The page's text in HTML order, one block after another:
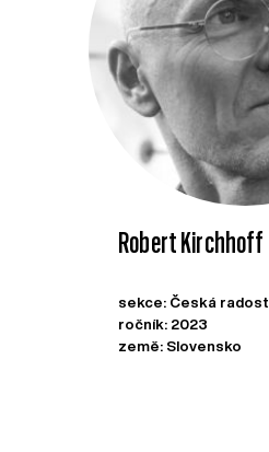
Robert Kirchhoff
sekce: Česká radost
ročník: 2023
země: Slovensko